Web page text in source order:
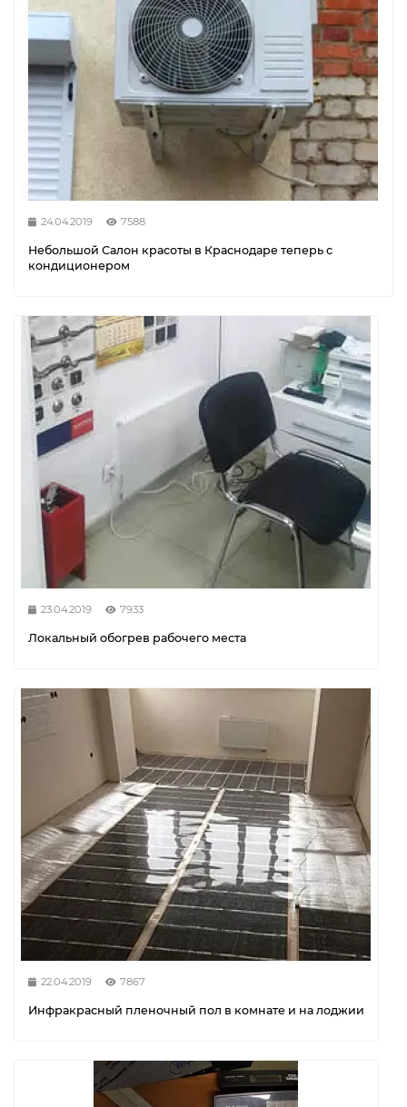
24.04.2019 7588
Небольшой Салон красоты в Краснодаре теперь с
кондиционером
23.04.2019 7933
Локальный обогрев рабочего места
22.04.2019 7867
Инфракрасный пленочный пол в комнате и на лоджии